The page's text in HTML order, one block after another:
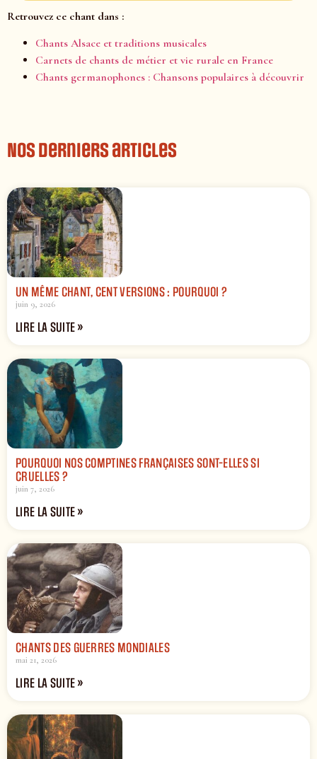
Retrouvez ce chant dans :
Chants Alsace et traditions musicales
Carnets de chants de métier et vie rurale en France
Chants germanophones : Chansons populaires à découvrir
Nos derniers articles
UN MÊME CHANT, CENT VERSIONS : POURQUOI ?
juin 9, 2026
LIRE LA SUITE »
POURQUOI NOS COMPTINES FRANÇAISES SONT-ELLES SI
CRUELLES ?
juin 7, 2026
LIRE LA SUITE »
CHANTS DES GUERRES MONDIALES
mai 21, 2026
LIRE LA SUITE »